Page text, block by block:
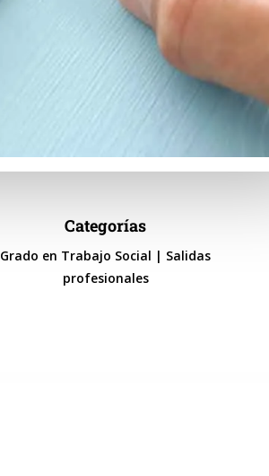
Categorías
Grado en Trabajo Social | Salidas
profesionales